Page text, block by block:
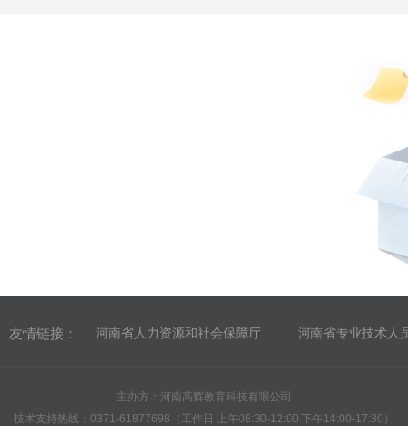
友情链接： 河南省人力资源和社会保障厅 河南省专业技术人
主办方：河南高辉教育科技有限公司
技术支持热线：0371-61877698（工作日 上午08:30-12:00 下午14:00-17:30）